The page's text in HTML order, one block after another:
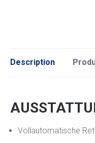
Description
Vollautomatische